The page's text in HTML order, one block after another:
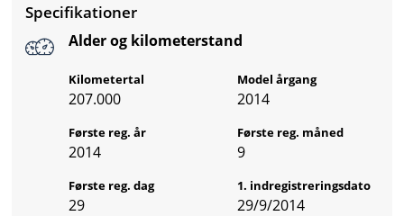
Specifikationer
Alder og kilometerstand
Kilometertal
207.000
Model årgang
2014
Første reg. år
2014
Første reg. måned
9
Første reg. dag
29
1. indregistreringsdato
29/9/2014